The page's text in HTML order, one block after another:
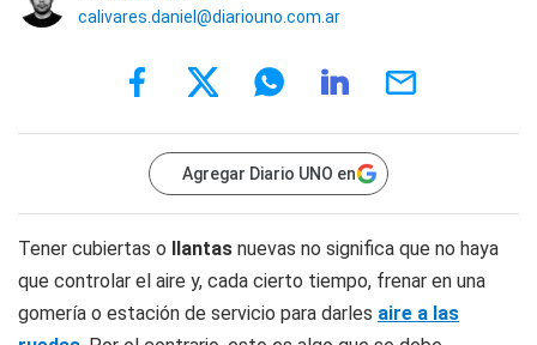
calivares.daniel@diariouno.com.ar
Agregar Diario UNO en
Tener cubiertas o llantas nuevas no significa que no haya
que controlar el aire y, cada cierto tiempo, frenar en una
gomería o estación de servicio para darles aire a las